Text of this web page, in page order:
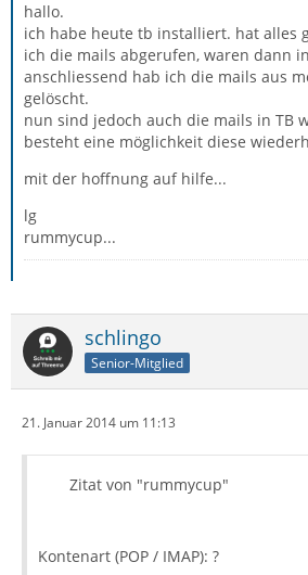
hallo.
ich habe heute tb installiert. hat alles
ich die mails abgerufen, waren dann
anschliessend hab ich die mails aus
gelöscht.
nun sind jedoch auch die mails in TB
besteht eine möglichkeit diese
mit der hoffnung auf hilfe...
lg
rummycup...
schlingo
Senior-Mitglied
21. Januar 2014 um 11:13
Zitat von "rummycup"
Kontenart (POP / IMAP): ?